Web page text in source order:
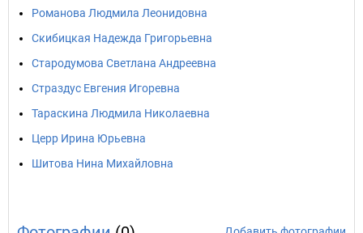
Романова Людмила Леонидовна
Скибицкая Надежда Григорьевна
Стародумова Светлана Андреевна
Страздус Евгения Игоревна
Тараскина Людмила Николаевна
Церр Ирина Юрьевна
Шитова Нина Михайловна